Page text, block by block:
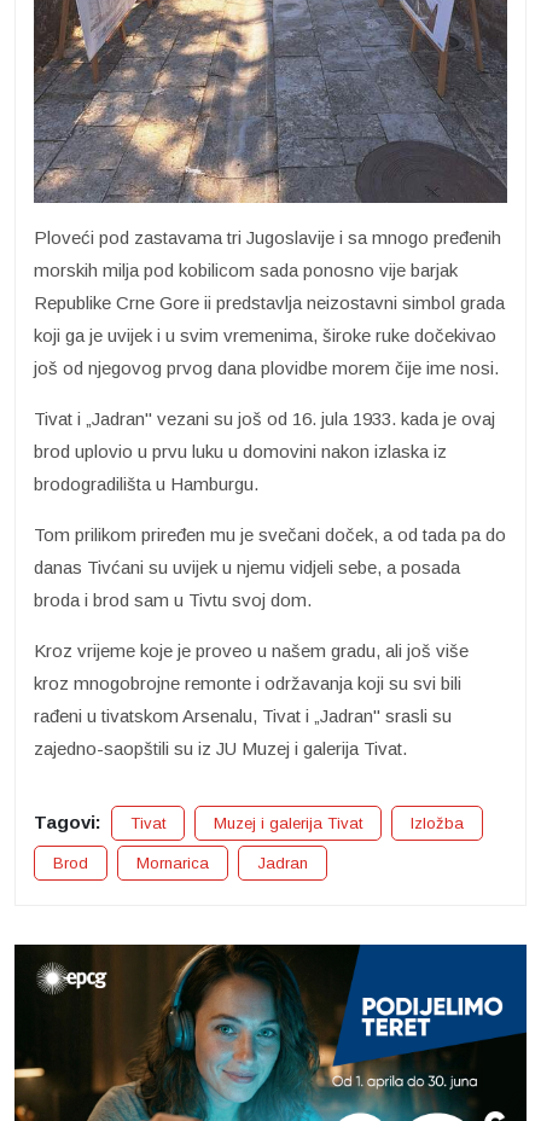
Ploveći pod zastavama tri Jugoslavije i sa mnogo pređenih
morskih milja pod kobilicom sada ponosno vije barjak
Republike Crne Gore ii predstavlja neizostavni simbol grada
koji ga je uvijek i u svim vremenima, široke ruke dočekivao
još od njegovog prvog dana plovidbe morem čije ime nosi.
Tivat i „Jadran" vezani su još od 16. jula 1933. kada je ovaj
brod uplovio u prvu luku u domovini nakon izlaska iz
brodogradilišta u Hamburgu.
Tom prilikom priređen mu je svečani doček, a od tada pa do
danas Tivćani su uvijek u njemu vidjeli sebe, a posada
broda i brod sam u Tivtu svoj dom.
Kroz vrijeme koje je proveo u našem gradu, ali još više
kroz mnogobrojne remonte i održavanja koji su svi bili
rađeni u tivatskom Arsenalu, Tivat i „Jadran" srasli su
zajedno-saopštili su iz JU Muzej i galerija Tivat.
Tagovi: Tivat Muzej i galerija Tivat Izložba
Brod Mornarica Jadran